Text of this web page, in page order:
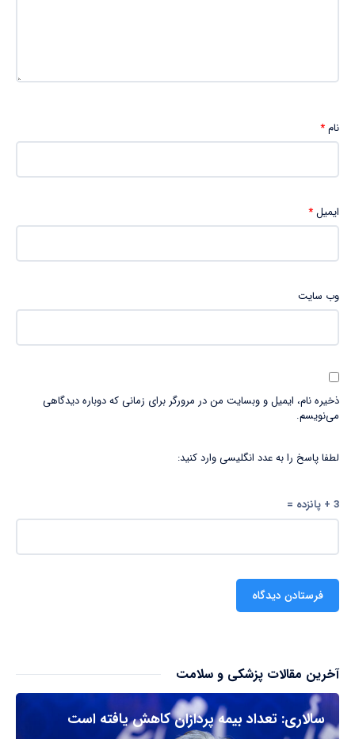
نام*
ایمیل*
وب‌ سایت
ذخیره نام، ایمیل و وبسایت من در مرورگر برای زمانی که دوباره دیدگاهی
می‌نویسم.
لطفا پاسخ را به عدد انگلیسی وارد کنید:
3 + پانزده =
آخرین مقالات پزشکی و سلامت
سالاری: تعداد بیمه پردازان کاهش یافته است